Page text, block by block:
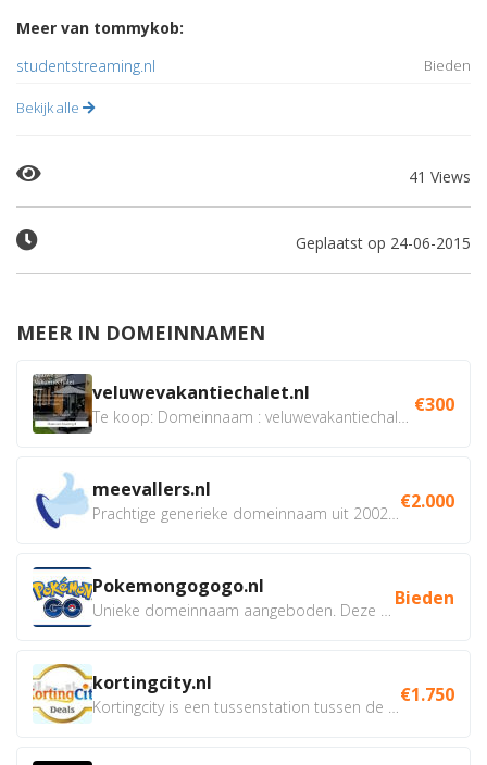
Meer van tommykob:
studentstreaming.nl
Bieden
Bekijk alle
41 Views
Geplaatst op 24-06-2015
MEER IN DOMEINNAMEN
veluwevakantiechalet.nl €300
meevallers.nl €2.000
Pokemongogogo.nl Bieden
kortingcity.nl €1.750